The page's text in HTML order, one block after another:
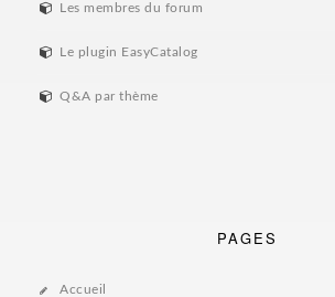
Les membres du forum
Le plugin EasyCatalog
Q&A par thème
PAGES
Accueil